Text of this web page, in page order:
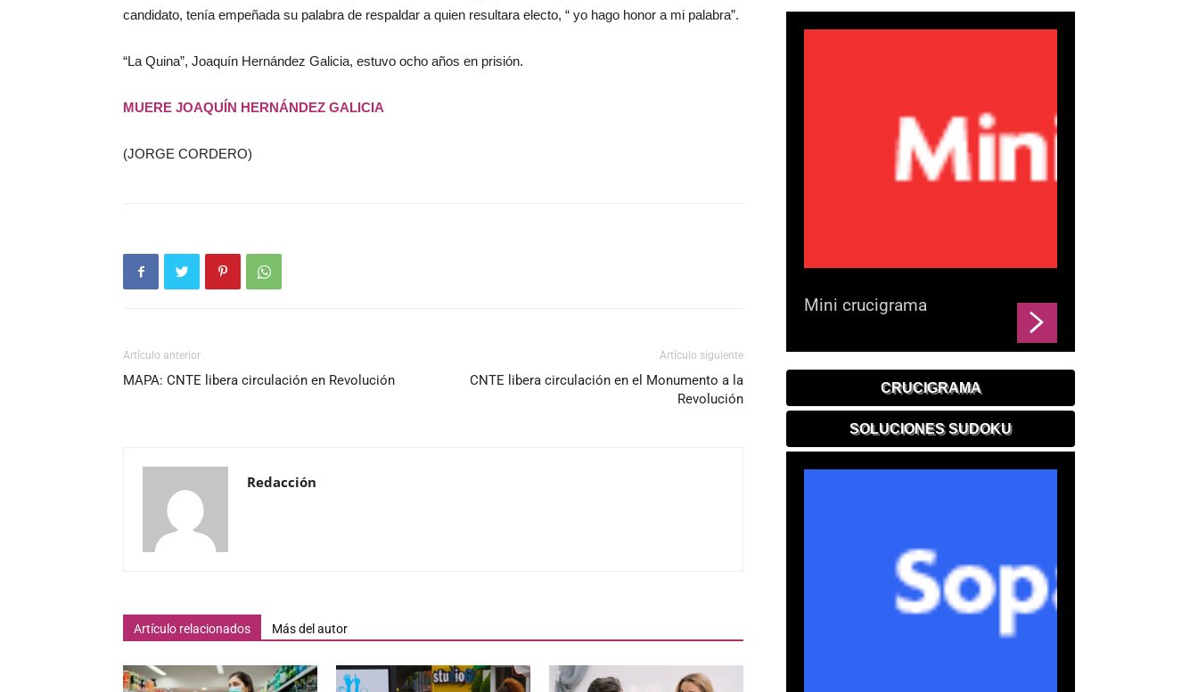
candidato, tenía empeñada su palabra de respaldar a quien resultara electo, “ yo hago honor a mi palabra”.
“La Quina”, Joaquín Hernández Galicia, estuvo ocho años en prisión.
MUERE JOAQUÍN HERNÁNDEZ GALICIA
(JORGE CORDERO)
Artículo anterior
MAPA: CNTE libera circulación en Revolución
Artículo siguiente
CNTE libera circulación en el Monumento a la
Revolución
Redacción
Artículo relacionados Más del autor
Mini crucigrama
CRUCIGRAMA
SOLUCIONES SUDOKU